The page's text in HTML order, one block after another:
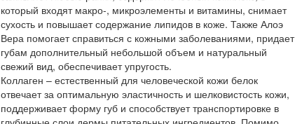
который входят макро-, микроэлементы и витамины, снимает
сухость и повышает содержание липидов в коже. Также Алоэ
Вера помогает справиться с кожными заболеваниями, придает
губам дополнительный небольшой объем и натуральный
свежий вид, обеспечивает упругость.
Коллаген – естественный для человеческой кожи белок
отвечает за оптимальную эластичность и шелковистость кожи,
поддерживает форму губ и способствует транспортировке в